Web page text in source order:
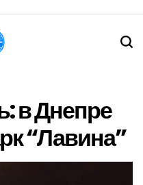
в Днепре
“Лавина”